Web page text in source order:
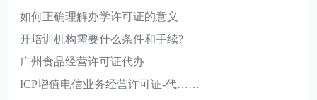
如何正确理解办学许可证的意义
开培训机构需要什么条件和手续?
广州食品经营许可证代办
ICP增值电信业务经营许可证-代……